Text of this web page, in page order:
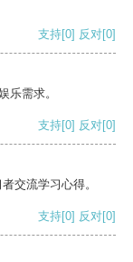
支持[0] 反对[0]
乐需求。
支持[0] 反对[0]
交流学习心得。
支持[0] 反对[0]